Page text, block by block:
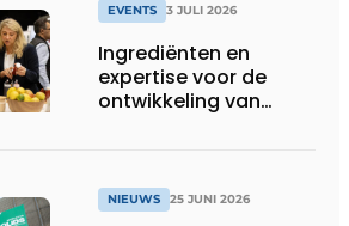
EVENTS 3 JULI 2026
Ingrediënten en
expertise voor de
ontwikkeling van
NIEUWS 25 JUNI 2026